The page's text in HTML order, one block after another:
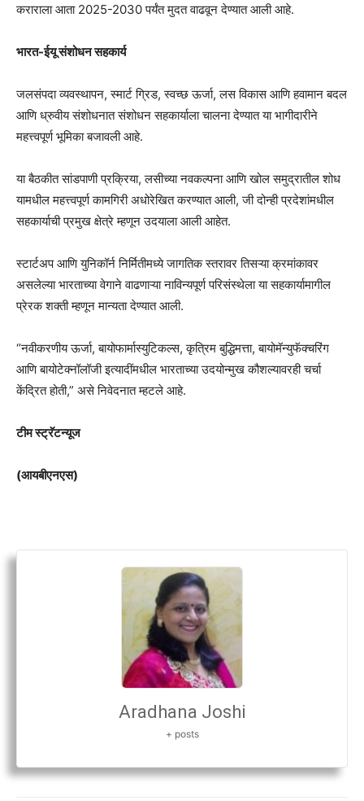
कराराला आता 2025-2030 पर्यंत मुदत वाढवून देण्यात आली आहे.
भारत-ईयू संशोधन सहकार्य
जलसंपदा व्यवस्थापन, स्मार्ट ग्रिड, स्वच्छ ऊर्जा, लस विकास आणि हवामान बदल
आणि ध्रुवीय संशोधनात संशोधन सहकार्याला चालना देण्यात या भागीदारीने
महत्त्वपूर्ण भूमिका बजावली आहे.
या बैठकीत सांडपाणी प्रक्रिया, लसीच्या नवकल्पना आणि खोल समुद्रातील शोध
यामधील महत्त्वपूर्ण कामगिरी अधोरेखित करण्यात आली, जी दोन्ही प्रदेशांमधील
सहकार्याची प्रमुख क्षेत्रे म्हणून उदयाला आली आहेत.
स्टार्टअप आणि युनिकॉर्न निर्मितीमध्ये जागतिक स्तरावर तिसऱ्या क्रमांकावर
असलेल्या भारताच्या वेगाने वाढणाऱ्या नाविन्यपूर्ण परिसंस्थेला या सहकार्यामागील
प्रेरक शक्ती म्हणून मान्यता देण्यात आली.
“नवीकरणीय ऊर्जा, बायोफार्मास्युटिकल्स, कृत्रिम बुद्धिमत्ता, बायोमॅन्युफॅक्चरिंग
आणि बायोटेक्नॉलॉजी इत्यादींमधील भारताच्या उदयोन्मुख कौशल्यावरही चर्चा
केंद्रित होती,” असे निवेदनात म्हटले आहे.
टीम स्ट्रॅटन्यूज
(आयबीएनएस)
Aradhana Joshi
+ posts